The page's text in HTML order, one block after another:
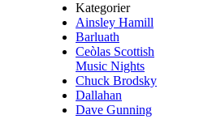
Kategorier
Ainsley Hamill
Barluath
Ceòlas Scottish
Music Nights
Chuck Brodsky
Dallahan
Dave Gunning